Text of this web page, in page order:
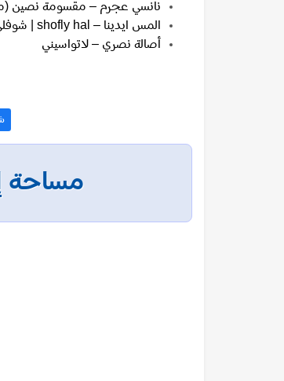
نانسي عجرم – مقسومة نصين
المس ايدينا – shofly hal | شوفلي حل
أصالة نصري – لاتواسيني
مساحة